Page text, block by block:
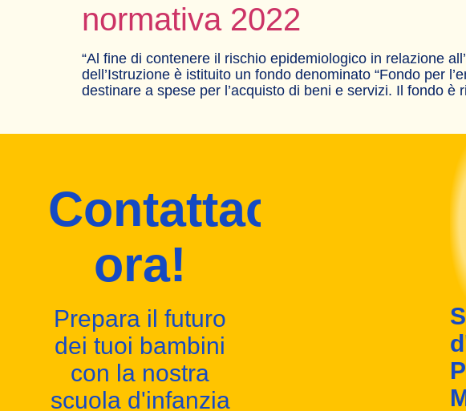
normativa 2022
“Al fine di contenere il rischio epidemiologico in relazione
dell’Istruzione è istituito un fondo denominato “Fondo per
destinare a spese per l’acquisto di beni e servizi. Il fondo
Contattaci
ora!
Prepara il futuro
dei tuoi bambini
con la nostra
scuola d'infanzia